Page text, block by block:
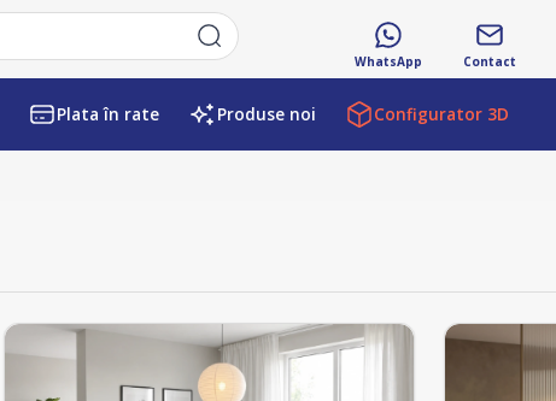
WhatsApp Contact
Plata în rate Produse noi Configurator 3D